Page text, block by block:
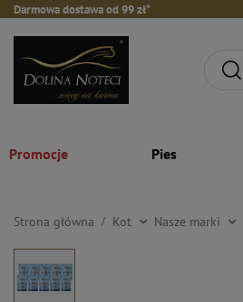
Darmowa dostawa od 99 zł*
Promocje Pies
Strona główna Kot Nasze marki